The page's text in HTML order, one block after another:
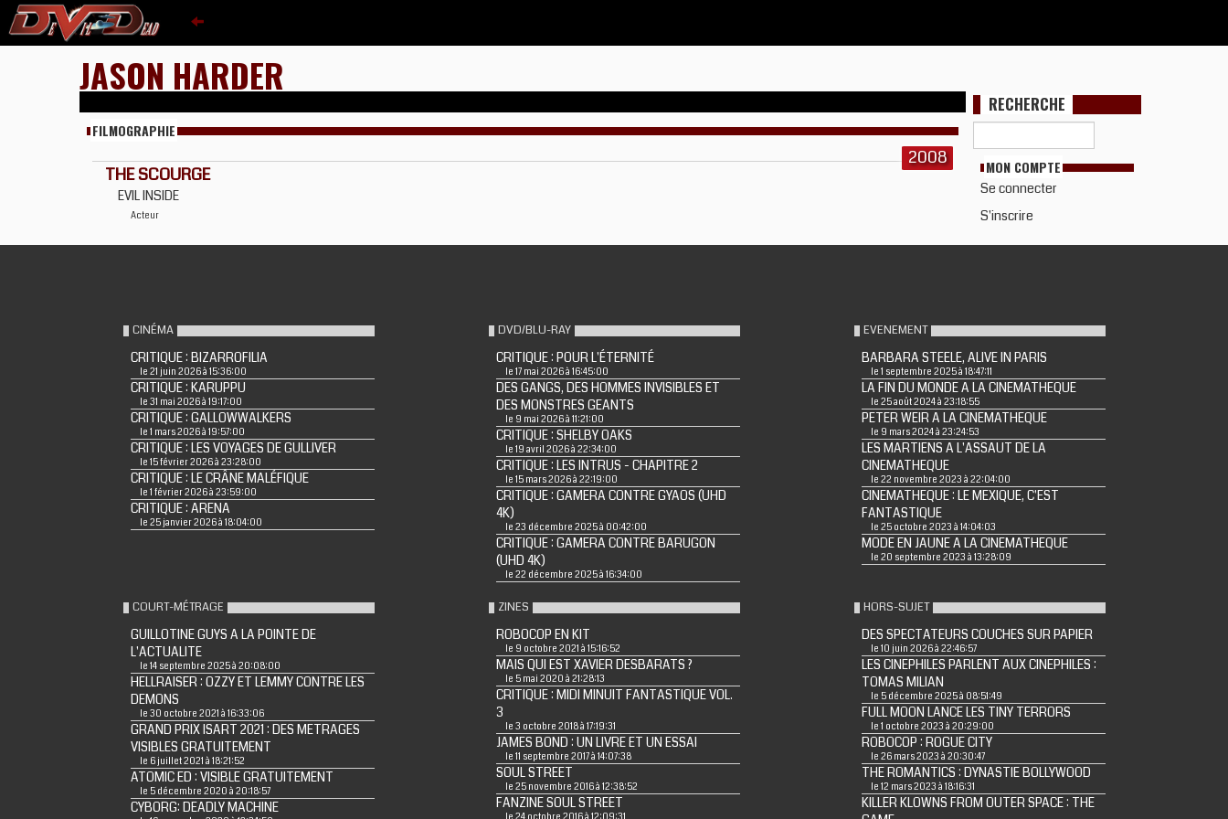
JASON HARDER
FILMOGRAPHIE
2008
THE SCOURGE
EVIL INSIDE
Acteur
RECHERCHE
MON COMPTE
Se connecter
S'inscrire
CINÉMA
CRITIQUE : BIZARROFILIA
le 21 juin 2026 à 15:36:00
CRITIQUE : KARUPPU
le 31 mai 2026 à 19:17:00
CRITIQUE : GALLOWWALKERS
le 1 mars 2026 à 19:57:00
CRITIQUE : LES VOYAGES DE GULLIVER
le 15 février 2026 à 23:28:00
CRITIQUE : LE CRÂNE MALÉFIQUE
le 1 février 2026 à 23:59:00
CRITIQUE : ARENA
le 25 janvier 2026 à 18:04:00
DVD/BLU-RAY
CRITIQUE : POUR L'ÉTERNITÉ
le 17 mai 2026 à 16:45:00
DES GANGS, DES HOMMES INVISIBLES ET
DES MONSTRES GEANTS
le 9 mai 2026 à 11:21:00
CRITIQUE : SHELBY OAKS
le 19 avril 2026 à 22:34:00
CRITIQUE : LES INTRUS - CHAPITRE 2
le 15 mars 2026 à 22:19:00
CRITIQUE : GAMERA CONTRE GYAOS (UHD
4K)
le 23 décembre 2025 à 00:42:00
CRITIQUE : GAMERA CONTRE BARUGON
(UHD 4K)
le 22 décembre 2025 à 16:34:00
EVENEMENT
BARBARA STEELE, ALIVE IN PARIS
le 1 septembre 2025 à 18:47:11
LA FIN DU MONDE A LA CINEMATHEQUE
le 25 août 2024 à 23:18:55
PETER WEIR A LA CINEMATHEQUE
le 9 mars 2024 à 23:24:53
LES MARTIENS A L'ASSAUT DE LA
CINEMATHEQUE
le 22 novembre 2023 à 22:04:00
CINEMATHEQUE : LE MEXIQUE, C'EST
FANTASTIQUE
le 25 octobre 2023 à 14:04:03
MODE EN JAUNE A LA CINEMATHEQUE
le 20 septembre 2023 à 13:28:09
COURT-MÉTRAGE
GUILLOTINE GUYS A LA POINTE DE
L'ACTUALITE
le 14 septembre 2025 à 20:08:00
HELLRAISER : OZZY ET LEMMY CONTRE LES
DEMONS
le 30 octobre 2021 à 16:33:06
GRAND PRIX ISART 2021 : DES METRAGES
VISIBLES GRATUITEMENT
le 6 juillet 2021 à 18:21:52
ATOMIC ED : VISIBLE GRATUITEMENT
le 5 décembre 2020 à 20:18:57
CYBORG: DEADLY MACHINE
ZINES
ROBOCOP EN KIT
le 9 octobre 2021 à 15:16:52
MAIS QUI EST XAVIER DESBARATS ?
le 5 mai 2020 à 21:28:13
CRITIQUE : MIDI MINUIT FANTASTIQUE VOL.
3
le 3 octobre 2018 à 17:19:31
JAMES BOND : UN LIVRE ET UN ESSAI
le 11 septembre 2017 à 14:07:38
SOUL STREET
le 25 novembre 2016 à 12:38:52
FANZINE SOUL STREET
HORS-SUJET
DES SPECTATEURS COUCHES SUR PAPIER
le 10 juin 2026 à 22:46:57
LES CINEPHILES PARLENT AUX CINEPHILES :
TOMAS MILIAN
le 5 décembre 2025 à 08:51:49
FULL MOON LANCE LES TINY TERRORS
le 1 octobre 2023 à 20:29:00
ROBOCOP : ROGUE CITY
le 26 mars 2023 à 20:30:47
THE ROMANTICS : DYNASTIE BOLLYWOOD
le 12 mars 2023 à 18:16:31
KILLER KLOWNS FROM OUTER SPACE : THE